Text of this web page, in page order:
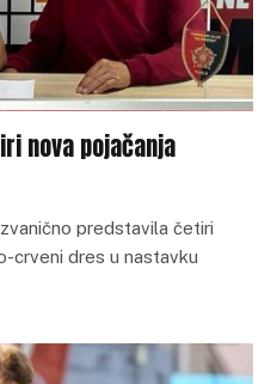
nova pojačanja
predstavila četiri
crveni dres u nastavku